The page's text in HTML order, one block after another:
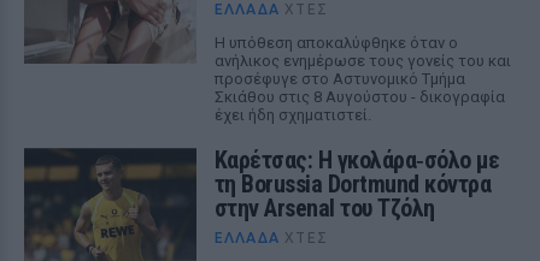
ΕΛΛΆΔΑ ΧΤΕΣ
Η υπόθεση αποκαλύφθηκε όταν ο
ανήλικος ενημέρωσε τους γονείς του και
προσέφυγε στο Αστυνομικό Τμήμα
Σκιάθου στις 8 Αυγούστου - δικογραφία
έχει ήδη σχηματιστεί.
Καρέτσας: Η γκολάρα‑σόλο με
τη Borussia Dortmund κόντρα
στην Arsenal του Τζόλη
ΕΛΛΆΔΑ ΧΤΕΣ